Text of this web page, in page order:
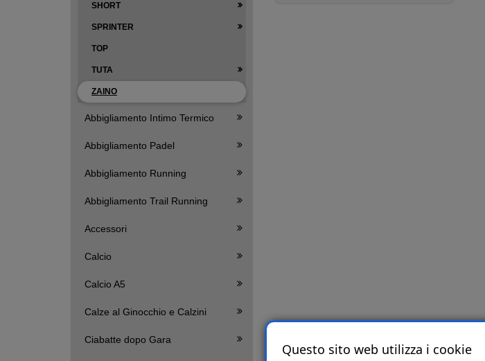
SHORT
SPRINTER
TOP
TUTA
ZAINO
Abbigliamento Intimo Termico
Abbigliamento Padel
Abbigliamento Running
Abbigliamento Trail Running
Accessori
Calcio
Calcio A5
Calze al Ginocchio e Calzini
Ciabatte dopo Gara
Questo sito web utilizza i cookie